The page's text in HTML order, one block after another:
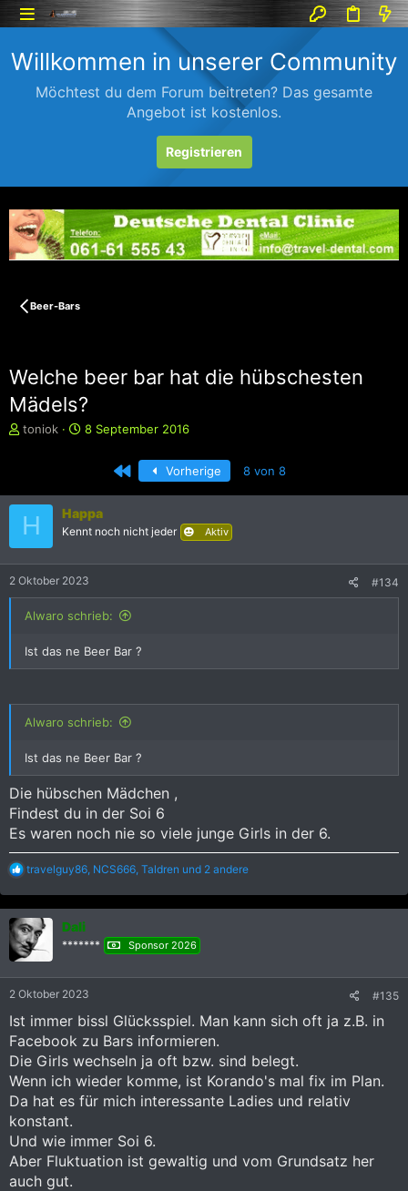
Willkommen in unserer Community
Möchtest du dem Forum beitreten? Das gesamte
Angebot ist kostenlos.
Registrieren
Beer-Bars
Welche beer bar hat die hübschesten
Mädels?
E
e
toniok
E
e
l
l
m
8 September 2016
Erste Vorherige 8 von 8
H Happa
Kennt noch nicht jeder Aktiv
2 Oktober 2023 #134
Alwaro schrieb:
Ist das ne Beer Bar ?
Alwaro schrieb:
Ist das ne Beer Bar ?
Die hübschen Mädchen ,
Findest du in der Soi 6
Es waren noch nie so viele junge Girls in der 6.
R
a
k
t
i
o
n
travelguy86 NCS666 Taldren und 2 andere
Dali
******* Sponsor 2026
2 Oktober 2023 #135
Ist immer bissl Glücksspiel. Man kann sich oft ja z.B. in
Facebook zu Bars informieren.
Die Girls wechseln ja oft bzw. sind belegt.
Wenn ich wieder komme, ist Korando's mal fix im Plan.
Da hat es für mich interessante Ladies und relativ
konstant.
Und wie immer Soi 6.
Aber Fluktuation ist gewaltig und vom Grundsatz her
auch gut.